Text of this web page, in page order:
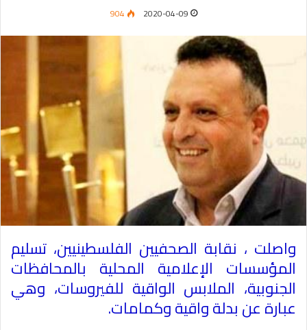
2020-04-09
904
واصلت ، نقابة الصحفيين الفلسطينيين، تسليم
المؤسسات الإعلامية المحلية بالمحافظات
الجنوبية، الملابس الواقية للفيروسات، وهي
عبارة عن بدلة واقية وكمامات.